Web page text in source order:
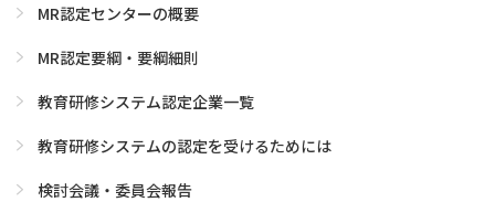
MR認定センターの概要
MR認定要綱・要綱細則
教育研修システム認定企業一覧
教育研修システムの認定を受けるためには
検討会議・委員会報告